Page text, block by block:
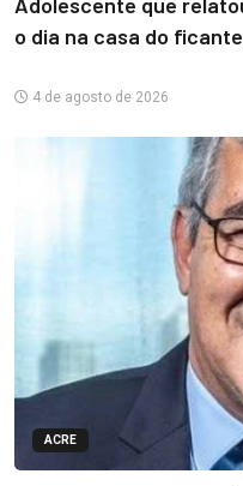
o dia na casa do
4 de agosto de 2026
ACRE